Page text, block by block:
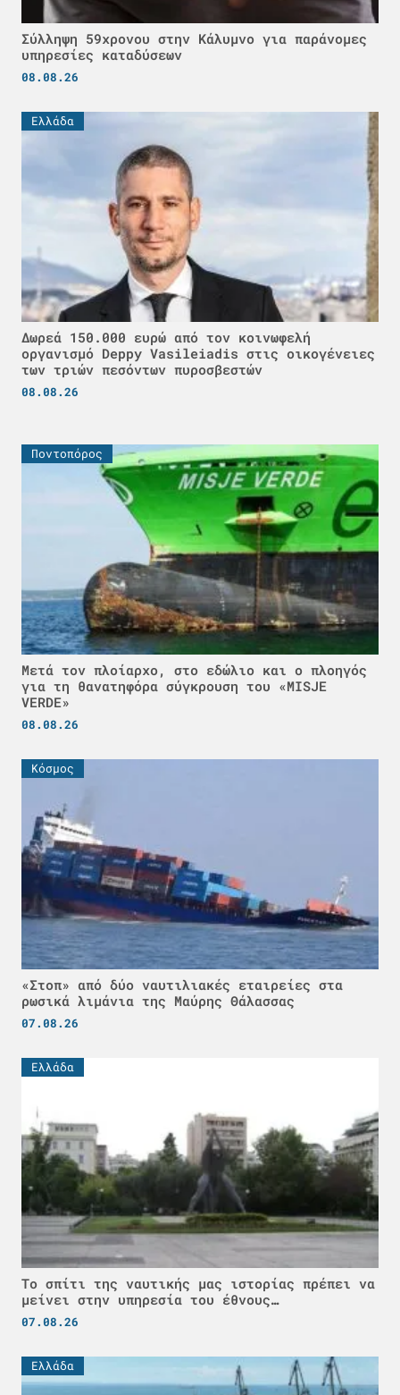
Σύλληψη 59χρονου στην Κάλυμνο για παράνομες
υπηρεσίες καταδύσεων
08.08.26
Ελλάδα
Δωρεά 150.000 ευρώ από τον κοινωφελή
οργανισμό Deppy Vasileiadis στις οικογένειες
των τριών πεσόντων πυροσβεστών
08.08.26
Ποντοπόρος
Μετά τον πλοίαρχο, στο εδώλιο και ο πλοηγός
για τη θανατηφόρα σύγκρουση του «MISJE
VERDE»
08.08.26
Κόσμος
«Στοπ» από δύο ναυτιλιακές εταιρείες στα
ρωσικά λιμάνια της Μαύρης Θάλασσας
07.08.26
Ελλάδα
Το σπίτι της ναυτικής μας ιστορίας πρέπει να
μείνει στην υπηρεσία του έθνους…
07.08.26
Ελλάδα